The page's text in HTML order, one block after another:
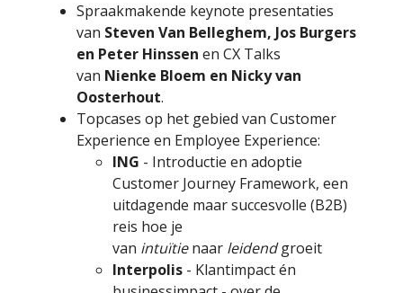
Spraakmakende keynote presentaties
van Steven Van Belleghem, Jos Burgers
en Peter Hinssen en CX Talks
van Nienke Bloem en Nicky van
Oosterhout.
Topcases op het gebied van Customer
Experience en Employee Experience:
ING - Introductie en adoptie
Customer Journey Framework, een
uitdagende maar succesvolle (B2B)
reis hoe je
van intuïtienaar leidendgroeit
Interpolis- Klantimpact én